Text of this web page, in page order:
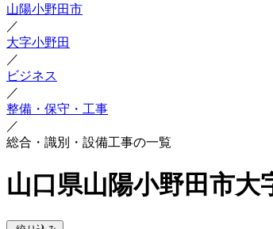
山陽小野田市
／
大字小野田
／
ビジネス
／
整備・保守・工事
／
総合・識別・設備工事の一覧
山口県山陽小野田市大